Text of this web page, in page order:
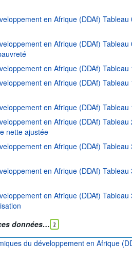
en Afrique (DDAf)
en Afrique (DDAf)
en Afrique (DDAf)
en Afrique (DDAf)
en Afrique (DDAf)
en Afrique (DDAf)
nette ajustée
en Afrique (DDAf)
en Afrique (DDAf)
en Afrique (DDAf)
données… 2
du développement en Afrique